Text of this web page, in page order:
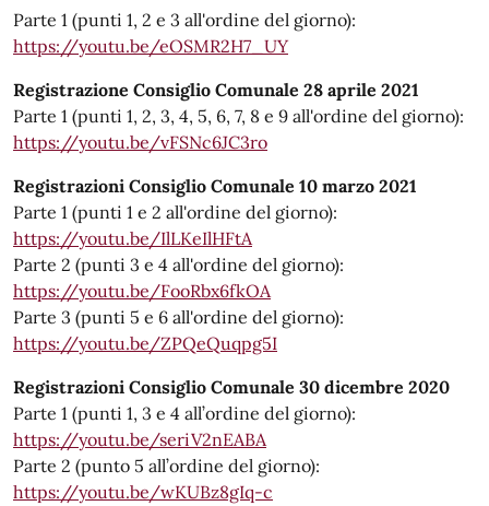
Parte 1 (punti 1, 2 e 3 all'ordine del giorno):
https://youtu.be/eOSMR2H7_UY
Registrazione Consiglio Comunale 28 aprile 2021
Parte 1 (punti 1, 2, 3, 4, 5, 6, 7, 8 e 9 all'ordine del giorno):
https://youtu.be/vFSNc6JC3ro
Registrazioni Consiglio Comunale 10 marzo 2021
Parte 1 (punti 1 e 2 all'ordine del giorno):
https://youtu.be/IlLKeIlHFtA
Parte 2 (punti 3 e 4 all'ordine del giorno):
https://youtu.be/FooRbx6fkOA
Parte 3 (punti 5 e 6 all'ordine del giorno):
https://youtu.be/ZPQeQuqpg5I
Registrazioni Consiglio Comunale 30 dicembre 2020
Parte 1 (punti 1, 3 e 4 all’ordine del giorno):
https://youtu.be/seriV2nEABA
Parte 2 (punto 5 all’ordine del giorno):
https://youtu.be/wKUBz8gIq-c